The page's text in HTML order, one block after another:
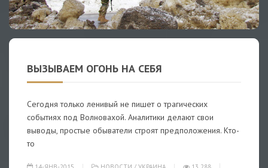
ВЫЗЫВАЕМ ОГОНЬ НА СЕБЯ
Сегодня только ленивый не пишет о трагических
событиях под Волновахой. Аналитики делают свои
выводы, простые обыватели строят предположения. Кто-
то